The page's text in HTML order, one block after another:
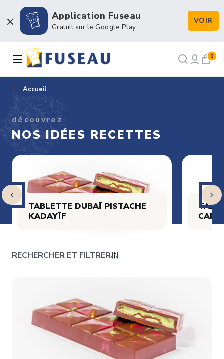
Application Fuseau
Gratuit sur le Google Play
VOIR
Boulangerie / Viennoiserie
Pâtisserie / Chocolaterie
Petits matériels & Hygiène
NOS RECETTES
NOTRE FORCE DE VENTE
NOTRE HISTOIRE
0
Accueil
découvrez
NOS IDÉES RECETTES
TABLETTE DUBAÏ PISTACHE
KADAYÏF
RECHERCHER ET FILTRER